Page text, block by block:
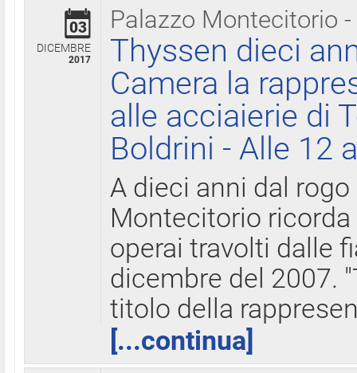
Palazzo Montecitorio
03
DICEMBRE
2017
Thyssen dieci
Camera la
alle acciaierie di
Boldrini - Alle 12
A dieci anni dal
Montecitorio
operai travolti dalle
dicembre del 2007.
titolo della
[...continua]